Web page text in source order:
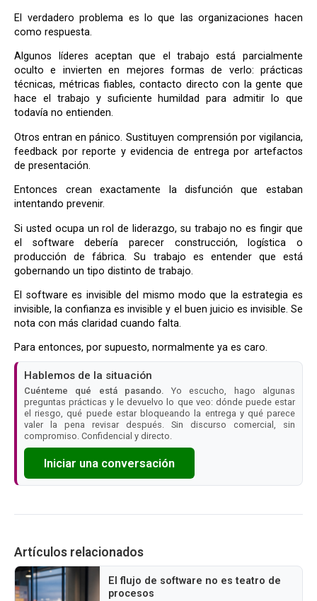
El verdadero problema es lo que las organizaciones hacen
como respuesta.
Algunos líderes aceptan que el trabajo está parcialmente
oculto e invierten en mejores formas de verlo: prácticas
técnicas, métricas fiables, contacto directo con la gente que
hace el trabajo y suficiente humildad para admitir lo que
todavía no entienden.
Otros entran en pánico. Sustituyen comprensión por vigilancia,
feedback por reporte y evidencia de entrega por artefactos
de presentación.
Entonces crean exactamente la disfunción que estaban
intentando prevenir.
Si usted ocupa un rol de liderazgo, su trabajo no es fingir que
el software debería parecer construcción, logística o
producción de fábrica. Su trabajo es entender que está
gobernando un tipo distinto de trabajo.
El software es invisible del mismo modo que la estrategia es
invisible, la confianza es invisible y el buen juicio es invisible. Se
nota con más claridad cuando falta.
Para entonces, por supuesto, normalmente ya es caro.
Hablemos de la situación
Cuénteme qué está pasando.
Yo escucho, hago algunas
preguntas prácticas y le devuelvo lo que veo: dónde puede estar
el riesgo, qué puede estar bloqueando la entrega y qué parece
valer la pena revisar después. Sin discurso comercial, sin
compromiso. Confidencial y directo.
Iniciar una conversación
Artículos relacionados
El flujo de software no es teatro de
procesos